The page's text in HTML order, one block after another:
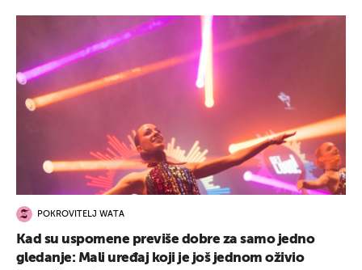
POKROVITELJ WATA
Kad su uspomene previše dobre za samo jedno
gledanje: Mali uređaj koji je još jednom oživio